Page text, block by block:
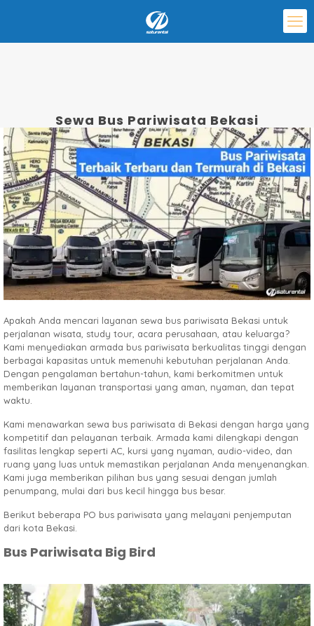
Sewa Bus Pariwisata Bekasi
Apakah Anda mencari layanan sewa bus pariwisata Bekasi untuk
perjalanan wisata, study tour, acara perusahaan, atau keluarga?
Kami menyediakan armada bus pariwisata berkualitas tinggi dengan
berbagai kapasitas untuk memenuhi kebutuhan perjalanan Anda.
Dengan pengalaman bertahun-tahun, kami berkomitmen untuk
memberikan layanan transportasi yang aman, nyaman, dan tepat
waktu.
Kami menawarkan sewa bus pariwisata di Bekasi dengan harga yang
kompetitif dan pelayanan terbaik. Armada kami dilengkapi dengan
fasilitas lengkap seperti AC, kursi yang nyaman, audio-video, dan
ruang yang luas untuk memastikan perjalanan Anda menyenangkan.
Kami juga memberikan pilihan bus yang sesuai dengan jumlah
penumpang, mulai dari bus kecil hingga bus besar.
Berikut beberapa PO bus pariwisata yang melayani penjemputan
dari kota Bekasi.
Bus Pariwisata Big Bird